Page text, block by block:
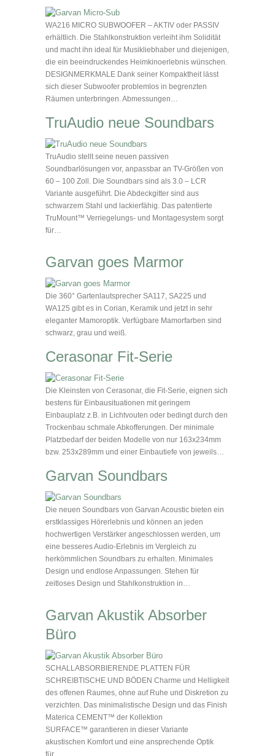
WA216 MICRO SUBWOOFER – AKTIV oder PASSIV
erhältlich. Die Stahlkonstruktion verleiht ihm Solidität
und macht ihn ideal für Musikliebhaber und diejenigen,
die ein beeindruckendes Heimkinoerlebnis wünschen.
DESIGNMERKMALE Dank seiner Kompaktheit lässt
sich dieser Subwoofer problemlos in begrenzten
Räumen unterbringen. Abmessungen…
TruAudio neue Soundbars
TruAudio stellt seine neuen passiven
Soundbarlösungen vor, anpassbar an TV-Größen von
60 – 100 Zoll. Die Soundbars sind als 3.0 – LCR
Variante ausgeführt. Die Abdeckgitter sind aus
schwarzem Stahl und lackierfähig. Das patentierte
TruMount™ Verriegelungs- und Montagesystem sorgt
für…
Garvan goes Marmor
Die 360° Gartenlautsprecher SA117, SA225 und
WA125 gibt es in Corian, Keramik und jetzt in sehr
eleganter Mamoroptik. Verfügbare Mamorfarben sind
schwarz, grau und weiß.
Cerasonar Fit-Serie
Die Kleinsten von Cerasonar, die Fit-Serie, eignen sich
bestens für Einbausituationen mit geringem
Einbauplatz z.B. in Lichtvouten oder bedingt durch den
Trockenbau schmale Abkofferungen. Der minimale
Platzbedarf der beiden Modelle von nur 163x234mm
bzw. 253x289mm und einer Einbautiefe von jeweils…
Garvan Soundbars
Die neuen Soundbars von Garvan Acoustic bieten ein
erstklassiges Hörerlebnis und können an jeden
hochwertigen Verstärker angeschlossen werden, um
eine besseres Audio-Erlebnis im Vergleich zu
herkömmlichen Soundbars zu erhalten. Minimales
Design und endlose Anpassungen. Stehen für
zeitloses Design und Stahlkonstruktion in…
Garvan Akustik Absorber
Büro
SCHALLABSORBIERENDE PLATTEN FÜR
SCHREIBTISCHE UND BÖDEN Charme und Helligkeit
des offenen Raumes, ohne auf Ruhe und Diskretion zu
verzichten. Das minimalistische Design und das Finish
Materica CEMENT™ der Kollektion
SURFACE™ garantieren in dieser Variante
akustischen Komfort und eine ansprechende Optik
für…